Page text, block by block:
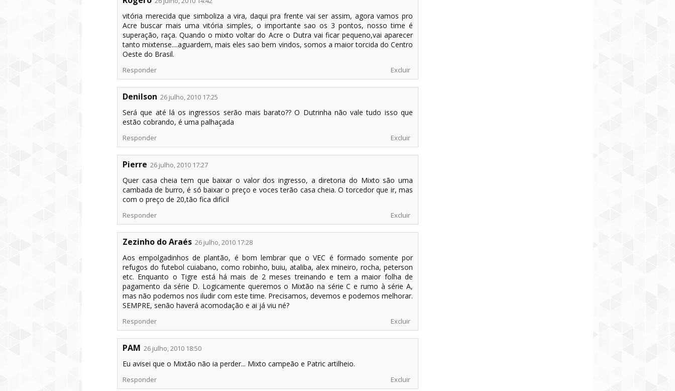
vitória merecida que simboliza a vira, daqui pra frente vai ser assim, agora vamos pro
Acre buscar mais uma vitória simples, o importante sao os 3 pontos, nosso time é
superação, raça. Quando o mixto voltar do Acre o Dutra vai ficar pequeno,vai aparecer
tanto mixtense....aguardem, mais eles sao bem vindos, somos a maior torcida do Centro
Oeste do Brasil.
Responder Excluir
Denilson 26 julho, 2010 17:25
Será que até lá os ingressos serão mais barato?? O Dutrinha não vale tudo isso que
estão cobrando, é uma palhaçada
Responder Excluir
Pierre 26 julho, 2010 17:27
Quer casa cheia tem que baixar o valor dos ingresso, a diretoria do Mixto são uma
cambada de burro, é só baixar o preço e voces terão casa cheia. O torcedor que ir, mas
com o preço de 20,tão fica dificil
Responder Excluir
Zezinho do Araés 26 julho, 2010 17:28
Aos empolgadinhos de plantão, é bom lembrar que o VEC é formado somente por
refugos do futebol cuiabano, como robinho, buiu, ataliba, alex mineiro, rocha, peterson
etc. Enquanto o Tigre está há mais de 2 meses treinando e tem a maior folha de
pagamento da série D. Logicamente queremos o Mixtão na série C e rumo à série A,
mas não podemos nos iludir com este time. Precisamos, devemos e podemos melhorar.
SEMPRE, senão haverá acomodação e ai já viu né?
Responder Excluir
PAM 26 julho, 2010 18:50
Eu avisei que o Mixtão não ia perder... Mixto campeão e Patric artilheio.
Responder Excluir